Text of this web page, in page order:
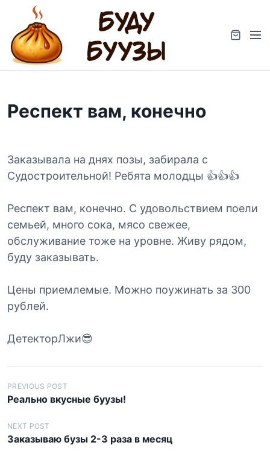
M
Респект вам, конечно
Заказывала на днях позы, забирала с
Судостроительной! Ребята молодцы 👍👍👍
Респект вам, конечно. С удовольствием поели
семьей, много сока, мясо свежее,
обслуживание тоже на уровне. Живу рядом,
буду заказывать.
Цены приемлемые. Можно поужинать за 300
рублей.
ДетекторЛжи😎
Н
а
в
и
PREVIOUS POST
Реально вкусные буузы!
NEXT POST
Заказываю бузы 2-3 раза в месяц